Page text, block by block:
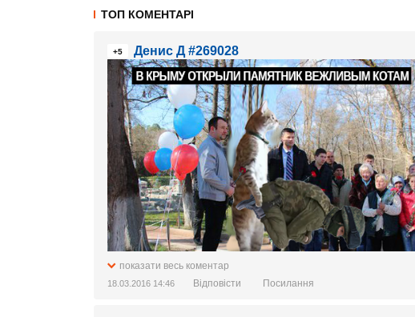
ТОП КОМЕНТАРІ
+5 Денис Д #269028
показати весь коментар
18.03.2016 14:46 Відповісти Посилання